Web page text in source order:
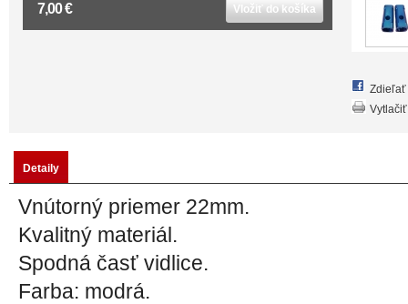
Zdieľať
Vytlačiť
7,00 € Vložiť do košíka
Detaily
Vnútorný priemer 22mm.
Kvalitný materiál.
Spodná časť vidlice.
Farba: modrá.